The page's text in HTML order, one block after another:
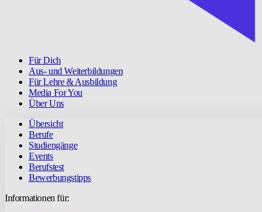
Für Dich
Aus- und Weiterbildungen
Für Lehre & Ausbildung
Media For You
Über Uns
Übersicht
Berufe
Studiengänge
Events
Berufstest
Bewerbungstipps
Informationen für: